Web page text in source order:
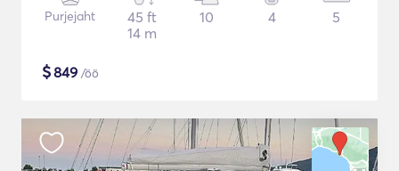
Purjejaht
45 ft
14 m
10 4 5
$849 /öö